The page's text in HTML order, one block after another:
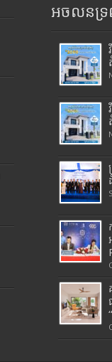
អចលនទ្រ